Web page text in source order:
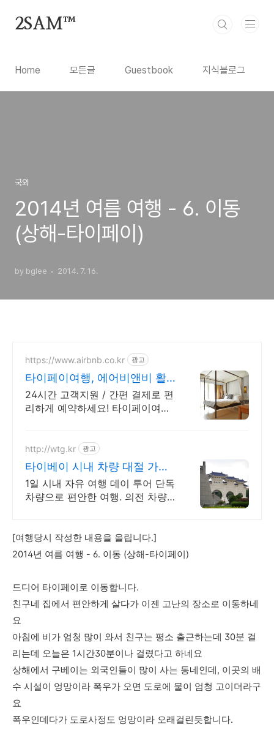
2SAM™
Home 모든글 Guestbook 지식블로그
국외
2014년 여름 여행 - 6. 이동
(상해-타이페이)
by bglee 2014. 7. 16.
https://www.airbnb.co.kr 광고
타이페이여행, 에어비앤비 활
기찬 타이베이의 밤
24시간 고객지원 / 간편 결제로 편
리하게 예약하세요! 타이페이여행.
http://wtg.kr 광고
타이베이 시내 차량 대절 가족
단체 밴 버스 대절
1일 시내 자유 여행 데이 투어 단독
차량으로 편안한 여행. 의전 차량
[여행당시 작성한 내용을 올립니다.]
2014년 여름 여행 - 6. 이동 (상해-타이페이)
드디어 타이페이로 이동합니다.
친구네 집에서 편안하게 살다가 이젠 고난의 장소로 이동하네
요
아침에 비가 엄청 많이 와서 친구는 평소 출근하는데 30분 걸
리는데 오늘은 1시간30분이나 걸렸다고 하네요
상해에서 구베이는 외국인들이 많이 사는 동네인데, 이곳의 배
수 시설이 엉망이라 폭우가 오면 도로에 물이 엄청 고이더라구
요
폭우인데다가 도로사정도 엉망이라 오래걸린듯합니다.